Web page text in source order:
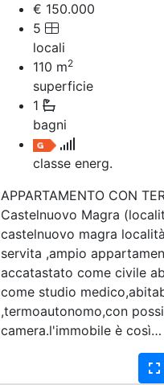
€ 150.000
5
locali
110 m2
superficie
1
bagni
classe energ.
APPARTAMENTO CON
Castelnuovo Magra
castelnuovo magra
servita ,ampio
accatastato come civile
come studio
,termoautonomo,con
camera.l'immobile è così…